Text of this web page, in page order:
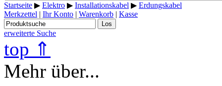
Startseite ▶ Elektro ▶ Installationskabel ▶ Erdungskabel
Merkzettel | Ihr Konto | Warenkorb | Kasse
Los
erweiterte Suche
top ⇑
Mehr über...